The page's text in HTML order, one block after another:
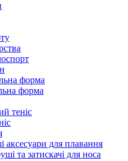
форма
форма
теніс
аксесуари для плавання
та затискачі для носа